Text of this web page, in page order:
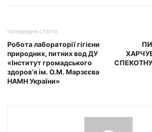
попередня стаття
Робота лабораторії гігієни
природних, питних вод ДУ
«Інститут громадського
здоров’я ім. О.М. Марзєєва
НАМН України»